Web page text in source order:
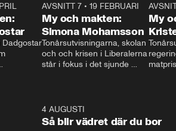
Dadgostar
Ska vi
förstås
24:30
AVSNITT 7• 19 FEBRUARI
My och makten:
Simona Mohamsson
Tonårsutvisningarna, skolan
och och krisen i Liberalerna
står i fokus i det sjunde
kommentator My
Rohwedder ställer
utbildnings- och
My
4 AUGUSTI
Så blir vädret där du bor